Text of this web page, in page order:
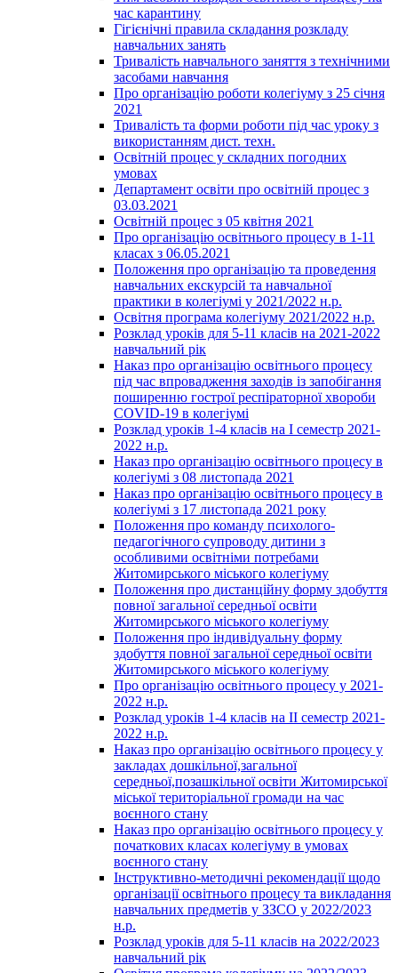
час карантину
Гігієнічні правила складання розкладу
навчальних занять
Тривалість навчального заняття з технічними
засобами навчання
Про організацію роботи колегіуму з 25 січня
2021
Тривалість та форми роботи під час уроку з
використанням дист. техн.
Освітній процес у складних погодних
умовах
Департамент освіти про освітній процес з
03.03.2021
Освітній процес з 05 квітня 2021
Про організацію освітнього процесу в 1-11
класах з 06.05.2021
Положення про організацію та проведення
навчальних екскурсій та навчальної
практики в колегіумі у 2021/2022 н.р.
Освітня програма колегіуму 2021/2022 н.р.
Розклад уроків для 5-11 класів на 2021-2022
навчальний рік
Наказ про організацію освітнього процесу
під час впровадження заходів із запобігання
поширенню гострої респіраторної хвороби
COVID-19 в колегіумі
Розклад уроків 1-4 класів на І семестр 2021-
2022 н.р.
Наказ про організацію освітнього процесу в
колегіумі з 08 листопада 2021
Наказ про організацію освітнього процесу в
колегіумі з 17 листопада 2021 року
Положення про команду психолого-
педагогічного супроводу дитини з
особливими освітніми потребами
Житомирського міського колегіуму
Положення про дистанційну форму здобуття
повної загальної середньої освіти
Житомирського міського колегіуму
Положення про індивідуальну форму
здобуття повної загальної середньої освіти
Житомирського міського колегіуму
Про організацію освітнього процесу у 2021-
2022 н.р.
Розклад уроків 1-4 класів на ІІ семестр 2021-
2022 н.р.
Наказ про організацію освітнього процесу у
закладах дошкільної,загальної
середньої,позашкільної освіти Житомирської
міської територіальної громади на час
воєнного стану
Наказ про організацію освітнього процесу у
початкових класах колегіуму в умовах
воєнного стану
Інструктивно-методичні рекомендації щодо
організації освітнього процесу та викладання
навчальних предметів у ЗЗСО у 2022/2023
н.р.
Розклад уроків для 5-11 класів на 2022/2023
навчальний рік